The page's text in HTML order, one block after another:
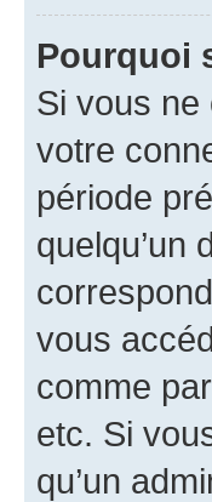
Pourquoi
Si vous
votre
période
quelqu’un
vous
comme
etc. Si
qu’un